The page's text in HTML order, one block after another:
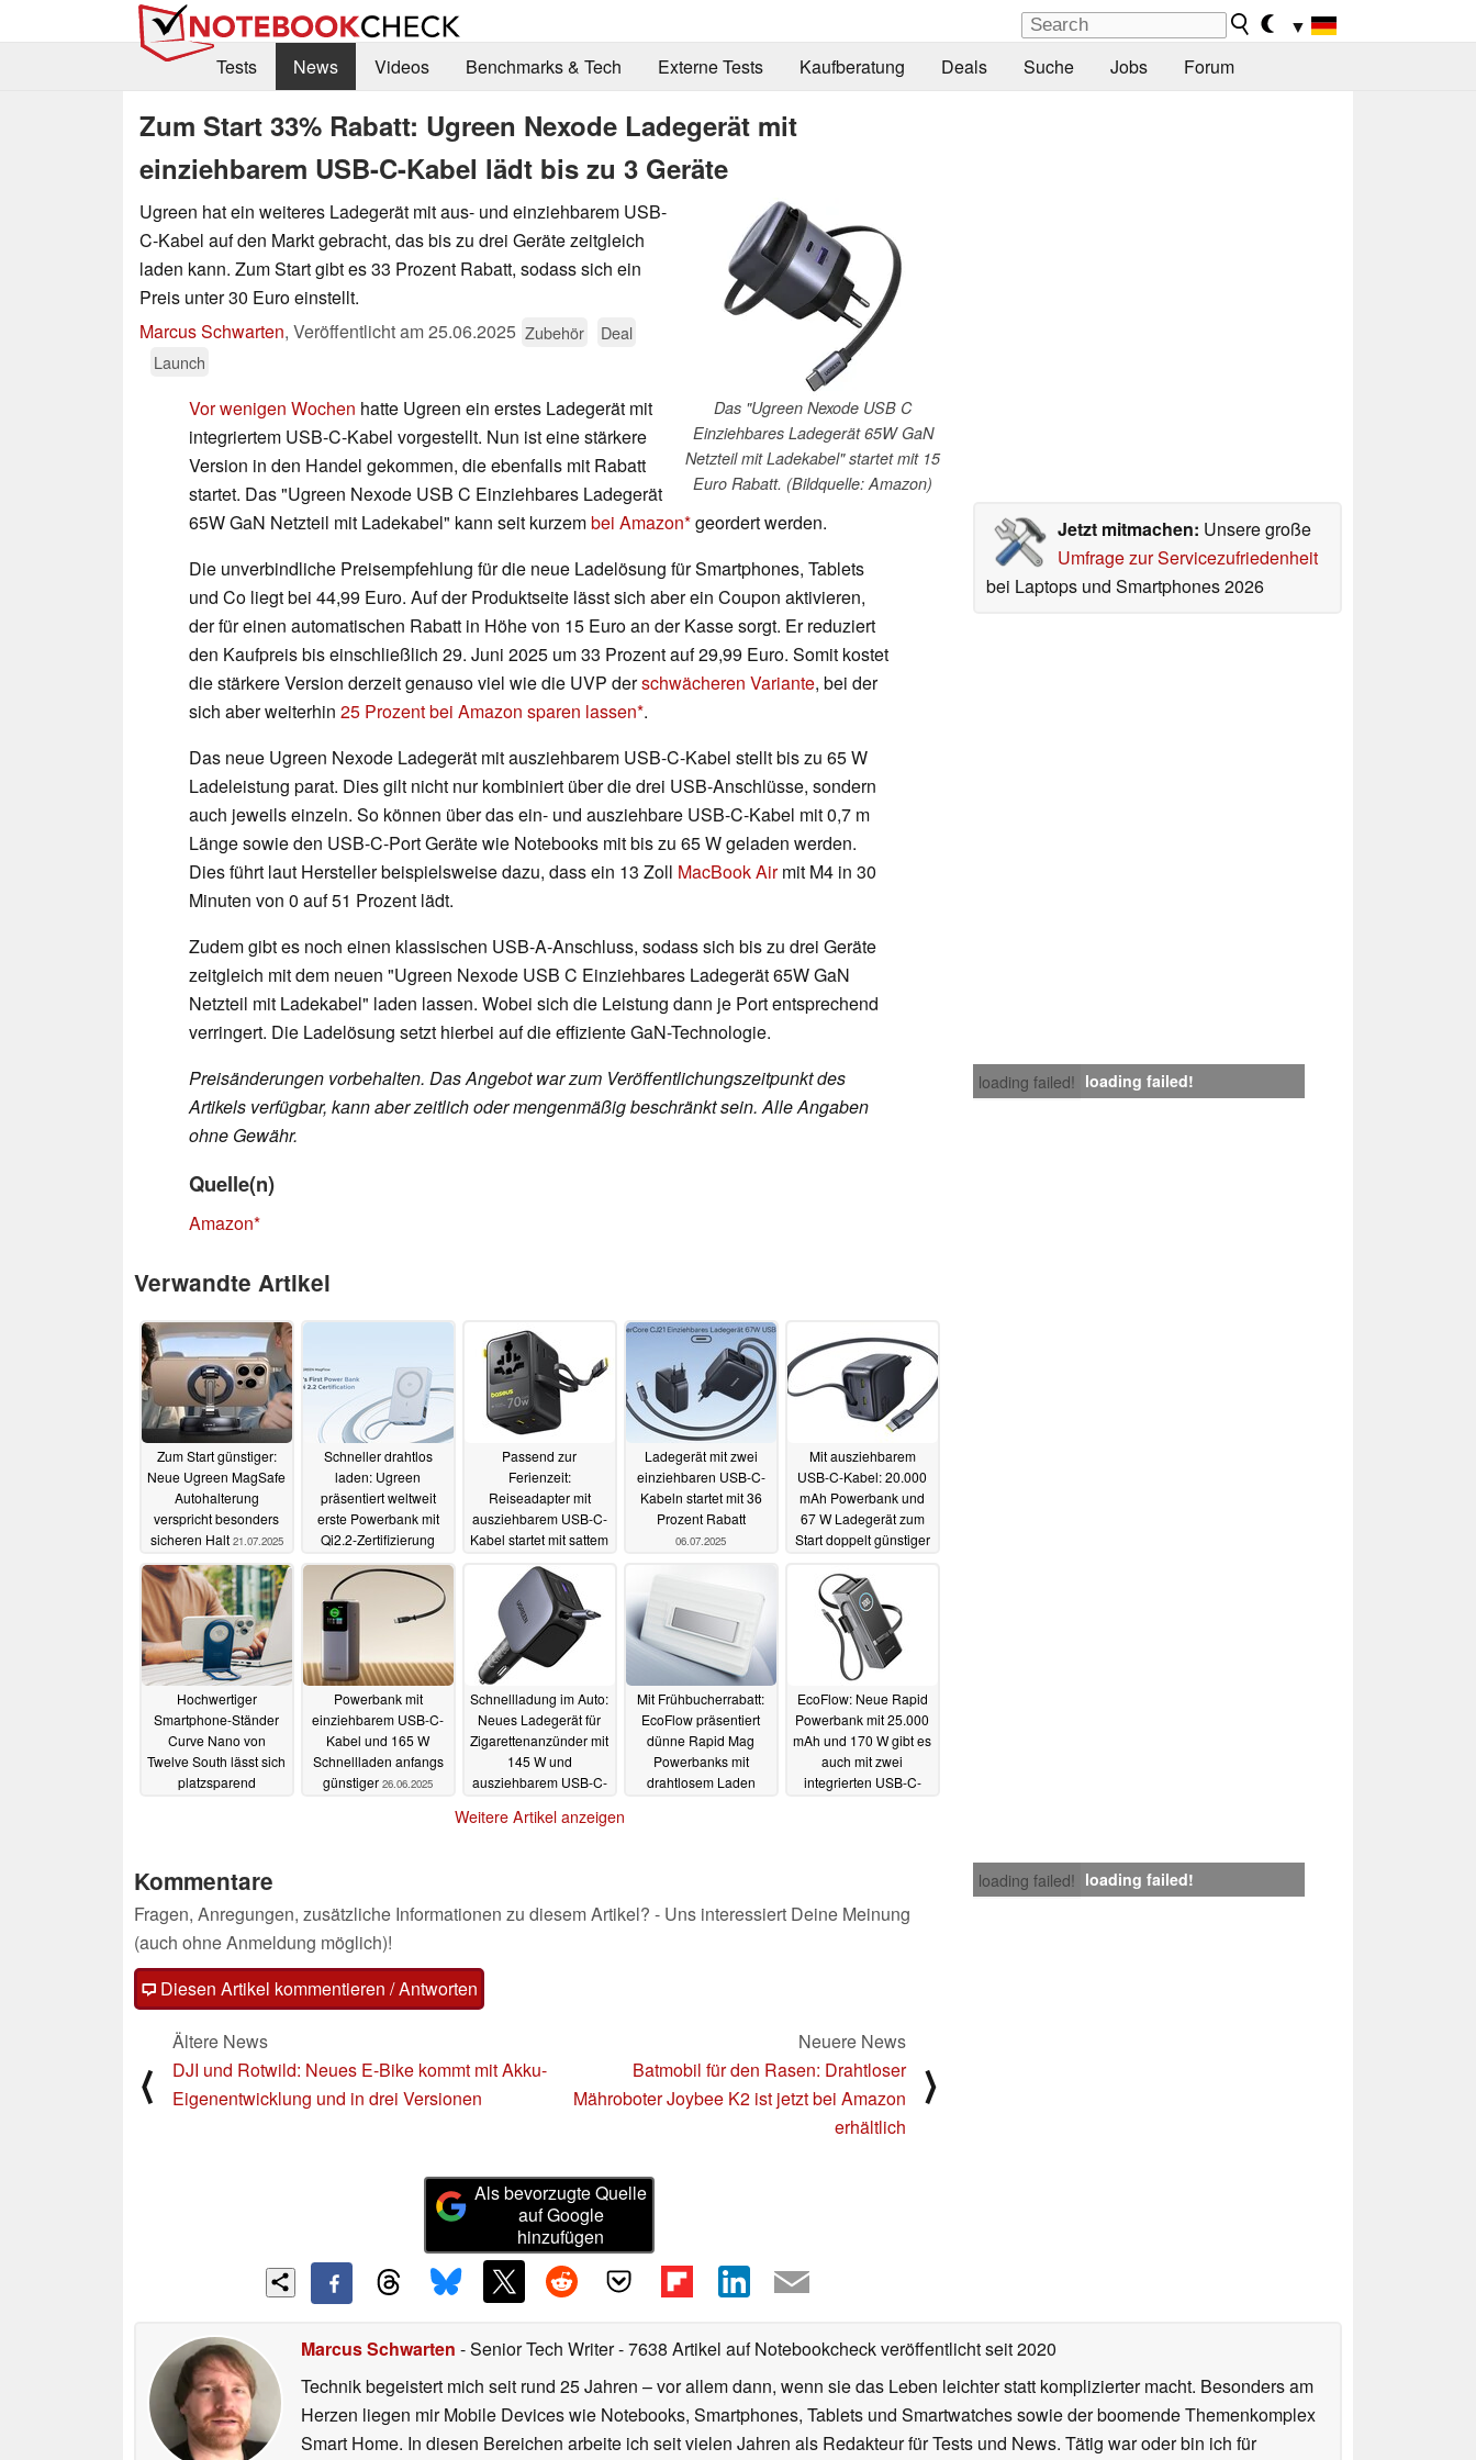
▼
Tests
News Videos Benchmarks & Tech Externe Tests Kaufberatung Deals Suche Jobs Forum
Zum Start 33% Rabatt: Ugreen Nexode Ladegerät mit
einziehbarem USB-C-Kabel lädt bis zu 3 Geräte
Das "Ugreen Nexode USB C
Einziehbares Ladegerät 65W GaN
Netzteil mit Ladekabel" startet mit 15
Euro Rabatt. (Bildquelle: Amazon)
Ugreen hat ein weiteres Ladegerät mit aus- und einziehbarem USB-
C-Kabel auf den Markt gebracht, das bis zu drei Geräte zeitgleich
laden kann. Zum Start gibt es 33 Prozent Rabatt, sodass sich ein
Preis unter 30 Euro einstellt.
Marcus Schwarten, Veröffentlicht am25.06.2025 Zubehör
Deal
Launch
Jetzt mitmachen: Unsere große
Umfrage zur Servicezufriedenheit
bei Laptops und Smartphones 2026
Vor wenigen Wochen hatte Ugreen ein erstes Ladegerät mit
integriertem USB-C-Kabel vorgestellt. Nun ist eine stärkere
Version in den Handel gekommen, die ebenfalls mit Rabatt
startet. Das "Ugreen Nexode USB C Einziehbares Ladegerät
65W GaN Netzteil mit Ladekabel" kann seit kurzembei Amazon geordert werden.
Die unverbindliche Preisempfehlung für die neue Ladelösung für Smartphones, Tablets
und Co liegt bei 44,99 Euro. Auf der Produktseite lässt sich aber ein Coupon aktivieren,
der für einen automatischen Rabatt in Höhe von 15 Euro an der Kasse sorgt. Er reduziert
den Kaufpreis bis einschließlich 29. Juni 2025 um 33 Prozent auf 29,99 Euro. Somit kostet
die stärkere Version derzeit genauso viel wie die UVP derschwächeren Variante, bei der
sich aber weiterhin 25 Prozent bei Amazon sparen lassen .
Das neue Ugreen Nexode Ladegerät mit ausziehbarem USB-C-Kabel stellt bis zu 65 W
Ladeleistung parat. Dies gilt nicht nur kombiniert über die drei USB-Anschlüsse, sondern
auch jeweils einzeln. So können über das ein- und ausziehbare USB-C-Kabel mit 0,7 m
Länge sowie den USB-C-Port Geräte wie Notebooks mit bis zu 65 W geladen werden.
Dies führt laut Hersteller beispielsweise dazu, dass ein 13 Zoll MacBook Airmit M4 in 30
Minuten von 0 auf 51 Prozent lädt.
Zudem gibt es noch einen klassischen USB-A-Anschluss, sodass sich bis zu drei Geräte
zeitgleich mit dem neuen "Ugreen Nexode USB C Einziehbares Ladegerät 65W GaN
Netzteil mit Ladekabel" laden lassen. Wobei sich die Leistung dann je Port entsprechend
verringert. Die Ladelösung setzt hierbei auf die effiziente GaN-Technologie.
loading failed! loading failed!
Preisänderungen vorbehalten. Das Angebot war zum Veröffentlichungszeitpunkt des
Artikels verfügbar, kann aber zeitlich oder mengenmäßig beschränkt sein. Alle Angaben
ohne Gewähr.
Quelle(n)
Amazon
Verwandte Artikel
Zum Start günstiger:
Neue Ugreen MagSafe
Autohalterung
verspricht besonders
sicheren Halt 21.07.2025
Schneller drahtlos
laden: Ugreen
präsentiert weltweit
erste Powerbank mit
Qi2.2-Zertifizierung
15.07.2025
Passend zur
Ferienzeit:
Reiseadapter mit
ausziehbarem USB-C-
Kabel startet mit sattem
Ladegerät mit zwei
einziehbaren USB-C-
Kabeln startet mit 36
Prozent Rabatt
06.07.2025
Mit ausziehbarem
USB-C-Kabel: 20.000
mAh Powerbank und
67 W Ladegerät zum
Start doppelt günstiger
Hochwertiger
Smartphone-Ständer
Curve Nano von
Twelve South lässt sich
platzsparend
Powerbank mit
einziehbarem USB-C-
Kabel und 165 W
Schnellladen anfangs
günstiger 26.06.2025
Schnellladung im Auto:
Neues Ladegerät für
Zigarettenanzünder mit
145 W und
ausziehbarem USB-C-
Mit Frühbucherrabatt:
EcoFlow präsentiert
dünne Rapid Mag
Powerbanks mit
drahtlosem Laden
EcoFlow: Neue Rapid
Powerbank mit 25.000
mAh und 170 W gibt es
auch mit zwei
integrierten USB-C-
Weitere Artikel anzeigen
loading failed! loading failed!
Kommentare
Fragen, Anregungen, zusätzliche Informationen zu diesem Artikel? - Uns interessiert Deine Meinung
(auch ohne Anmeldung möglich)!
Diesen Artikel kommentieren / Antworten
⟨
Ältere News
DJI und Rotwild: Neues E-Bike kommt mit Akku-
Eigenentwicklung und in drei Versionen
Neuere News
Batmobil für den Rasen: Drahtloser
Mähroboter Joybee K2 ist jetzt bei Amazon
erhältlich
⟩
Als bevorzugte Quelle
auf Google
hinzufügen
Marcus Schwarten - Senior Tech Writer- 7638 Artikel auf Notebookcheck veröffentlichtseit 2020
Technik begeistert mich seit rund 25 Jahren – vor allem dann, wenn sie das Leben leichter statt komplizierter macht. Besonders am
Herzen liegen mir Mobile Devices wie Notebooks, Smartphones, Tablets und Smartwatches sowie der boomende Themenkomplex
Smart Home. In diesen Bereichen arbeite ich seit vielen Jahren als Redakteur für Tests und News. Tätig war oder bin ich für